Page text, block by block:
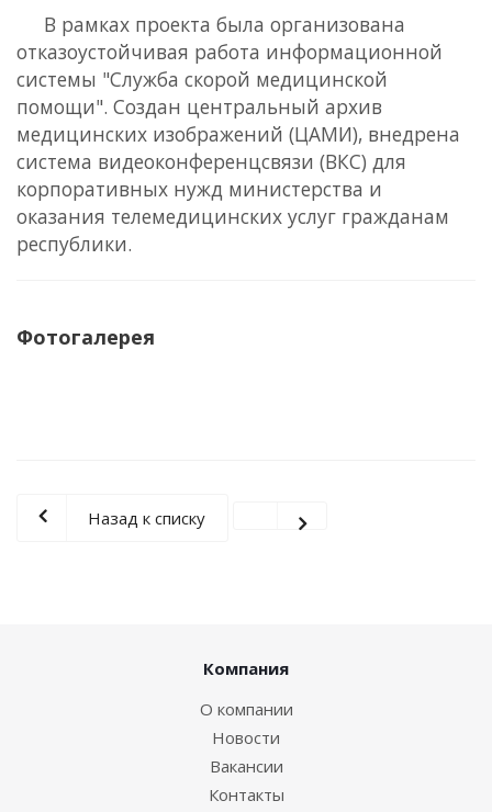
В рамках проекта была организована
отказоустойчивая работа информационной
системы "Служба скорой медицинской
помощи". Создан центральный архив
медицинских изображений (ЦАМИ), внедрена
система видеоконференцсвязи (ВКС) для
корпоративных нужд министерства и
оказания телемедицинских услуг гражданам
республики.
Фотогалерея
Назад к списку
Компания
О компании
Новости
Вакансии
Контакты